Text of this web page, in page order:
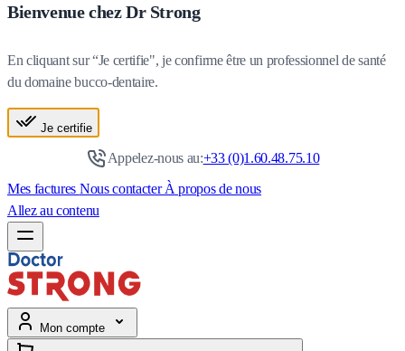
Bienvenue chez Dr Strong
En cliquant sur “Je certifie", je confirme être un professionnel de santé
du domaine bucco-dentaire.
Je certifie
Appelez-nous au:+33 (0)1.60.48.75.10
Mes factures Nous contacterÀ propos de nous
Allez au contenu
Mon compte